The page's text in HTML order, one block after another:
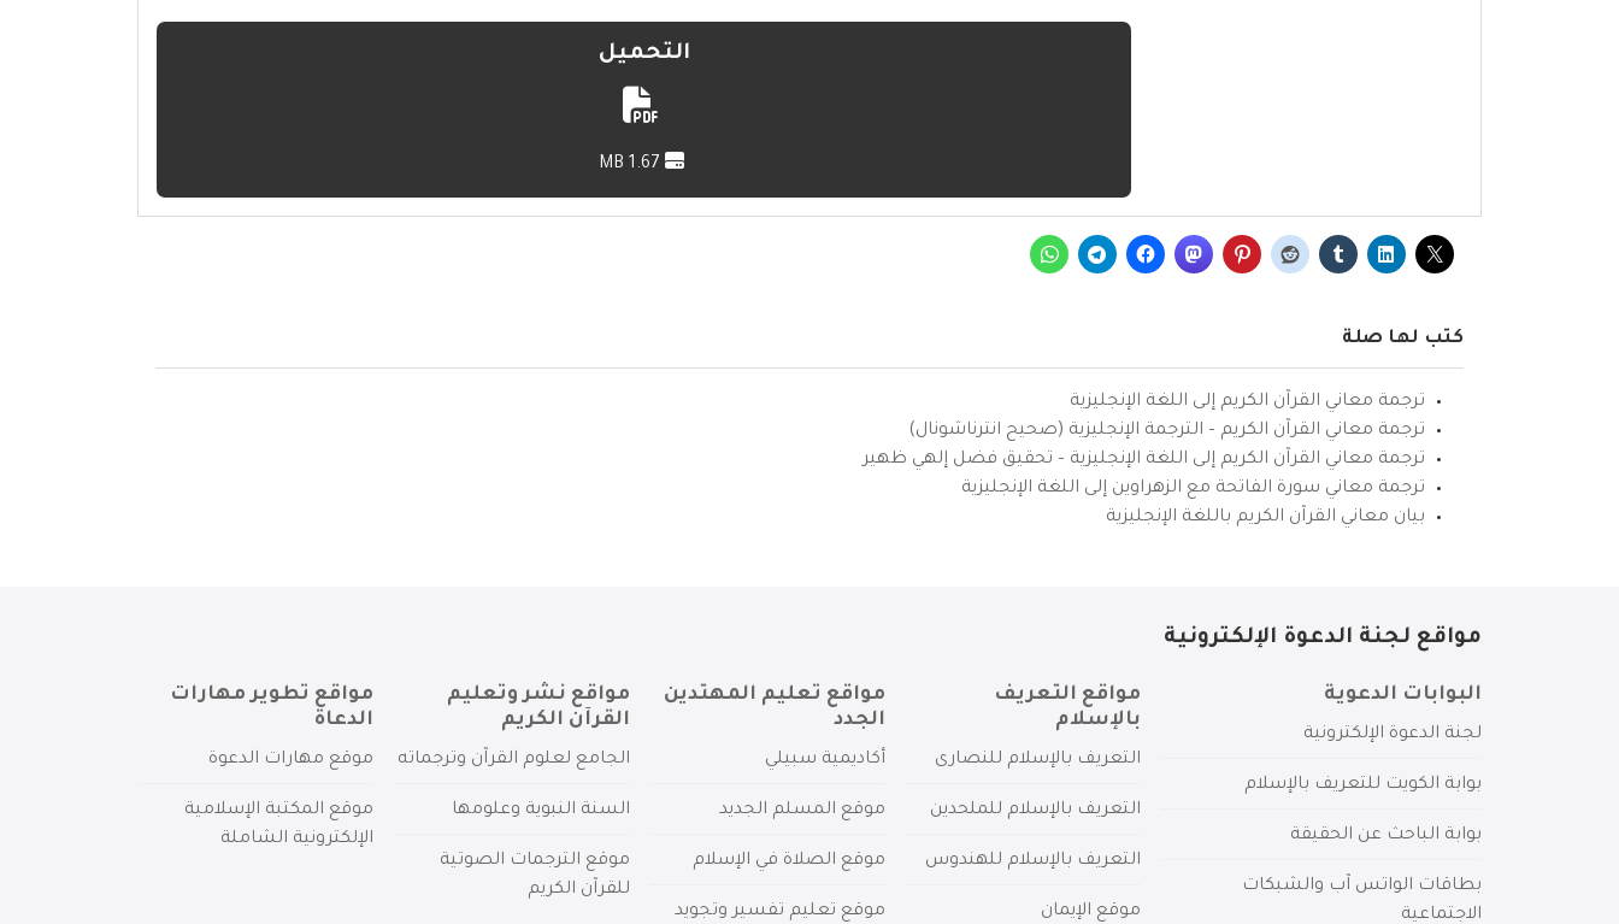
التحميل
كتب لها صلة
ترجمة معاني القرآن الكريم إلى اللغة الإنجليزية
ترجمة معاني القرآن الكريم – الترجمة الإنجليزية (صحيح انترناشونال)
ترجمة معاني القرآن الكريم إلى اللغة الإنجليزية – تحقيق فضل إلهي ظهير
ترجمة معاني سورة الفاتحة مع الزهراوين إلى اللغة الإنجليزية
بيان معاني القرآن الكريم باللغة الإنجليزية
مواقع لجنة الدعوة الإلكترونية
البوابات الدعوية
لجنة الدعوة الإلكترونية
بوابة الكويت للتعريف بالإسلام
بوابة الباحث عن الحقيقة
بطاقات الواتس آب والشبكات
الاجتماعية
مواقع التعريف
بالإسلام
التعريف بالإسلام للنصارى
التعريف بالإسلام للملحدين
التعريف بالإسلام للهندوس
موقع الإيمان
مواقع تعليم المهتدين
الجدد
أكاديمية سبيلي
موقع المسلم الجديد
موقع الصلاة في الإسلام
موقع تعليم تفسير وتجويد
مواقع نشر وتعليم
القرآن الكريم
الجامع لعلوم القرآن وترجماته
السنة النبوية وعلومها
موقع الترجمات الصوتية
للقرآن الكريم
مواقع تطوير مهارات
الدعاة
موقع مهارات الدعوة
موقع المكتبة الإسلامية
الإلكترونية الشاملة